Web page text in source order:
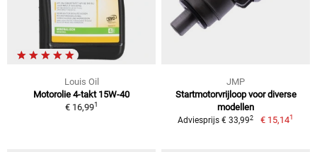
Louis Oil
Motorolie 4-takt 15W-40
€ 16,991
JMP
Startmotorvrijloop voor diverse
modellen
Adviesprijs € 33,992 € 15,141